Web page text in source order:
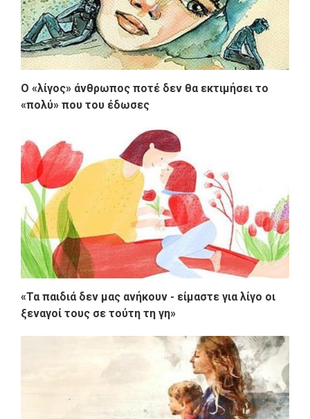
Ο «λίγος» άνθρωπος ποτέ δεν θα εκτιμήσει το
«πολύ» που του έδωσες
«Τα παιδιά δεν μας ανήκουν - είμαστε για λίγο οι
ξεναγοί τους σε τούτη τη γη»